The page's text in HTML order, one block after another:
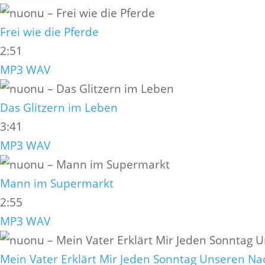
Frei wie die Pferde
2:51
MP3 WAV
Das Glitzern im Leben
3:41
MP3 WAV
Mann im Supermarkt
2:55
MP3 WAV
Mein Vater Erklärt Mir Jeden Sonntag Unseren